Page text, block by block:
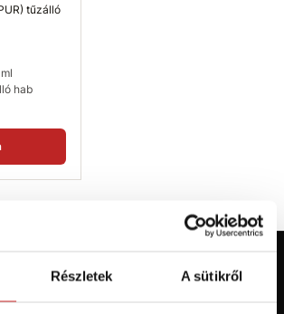
Részletek A sütikről
tűzálló
hab
svx.hu-n? Regisztráljon és
az aktuális